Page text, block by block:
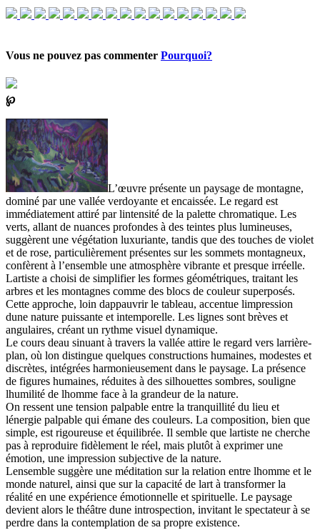
Vous ne pouvez pas commenter Pourquoi?
℘
L’œuvre présente un paysage de montagne,
dominé par une vallée verdoyante et encaissée. Le regard est
immédiatement attiré par lintensité de la palette chromatique. Les
verts, allant de nuances profondes à des teintes plus lumineuses,
suggèrent une végétation luxuriante, tandis que des touches de violet
et de rose, particulièrement présentes sur les sommets montagneux,
confèrent à l’ensemble une atmosphère vibrante et presque irréelle.
Lartiste a choisi de simplifier les formes géométriques, traitant les
arbres et les montagnes comme des blocs de couleur superposés.
Cette approche, loin dappauvrir le tableau, accentue limpression
dune nature puissante et intemporelle. Les lignes sont brèves et
angulaires, créant un rythme visuel dynamique.
Le cours deau sinuant à travers la vallée attire le regard vers larrière-
plan, où lon distingue quelques constructions humaines, modestes et
discrètes, intégrées harmonieusement dans le paysage. La présence
de figures humaines, réduites à des silhouettes sombres, souligne
lhumilité de lhomme face à la grandeur de la nature.
On ressent une tension palpable entre la tranquillité du lieu et
lénergie palpable qui émane des couleurs. La composition, bien que
simple, est rigoureuse et équilibrée. Il semble que lartiste ne cherche
pas à reproduire fidèlement le réel, mais plutôt à exprimer une
émotion, une impression subjective de la nature.
Lensemble suggère une méditation sur la relation entre lhomme et le
monde naturel, ainsi que sur la capacité de lart à transformer la
réalité en une expérience émotionnelle et spirituelle. Le paysage
devient alors le théâtre dune introspection, invitant le spectateur à se
perdre dans la contemplation de sa propre existence.